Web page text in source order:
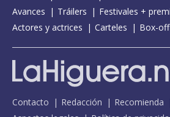
Avances
Tráilers
Festivales +
Actores y actrices
Carteles Box-
Contacto Redacción Recomienda